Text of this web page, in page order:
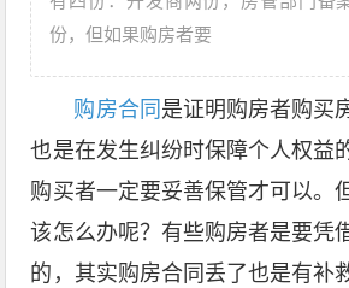
份，但如果购房者要
购房合同 是证明购房者购买
也是在发生纠纷时保障个人权益
购买者一定要妥善保管才可以。
该怎么办呢？有些购房者是要凭
的，其实购房合同丢了也是有补